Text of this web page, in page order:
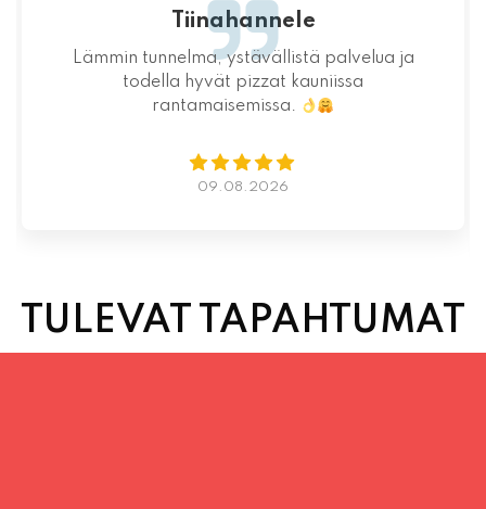
Itsessään paikka ei valitettavasti ole
mitenkään idyllinen.